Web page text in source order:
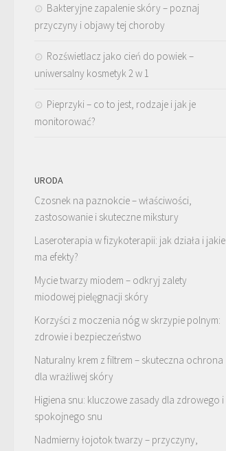
Bakteryjne zapalenie skóry – poznaj
przyczyny i objawy tej choroby
Rozświetlacz jako cień do powiek –
uniwersalny kosmetyk 2 w 1
Pieprzyki – co to jest, rodzaje i jak je
monitorować?
URODA
Czosnek na paznokcie – właściwości,
zastosowanie i skuteczne mikstury
Laseroterapia w fizykoterapii: jak działa i jakie
ma efekty?
Mycie twarzy miodem – odkryj zalety
miodowej pielęgnacji skóry
Korzyści z moczenia nóg w skrzypie polnym:
zdrowie i bezpieczeństwo
Naturalny krem z filtrem – skuteczna ochrona
dla wrażliwej skóry
Higiena snu: kluczowe zasady dla zdrowego i
spokojnego snu
Nadmierny łojotok twarzy – przyczyny,